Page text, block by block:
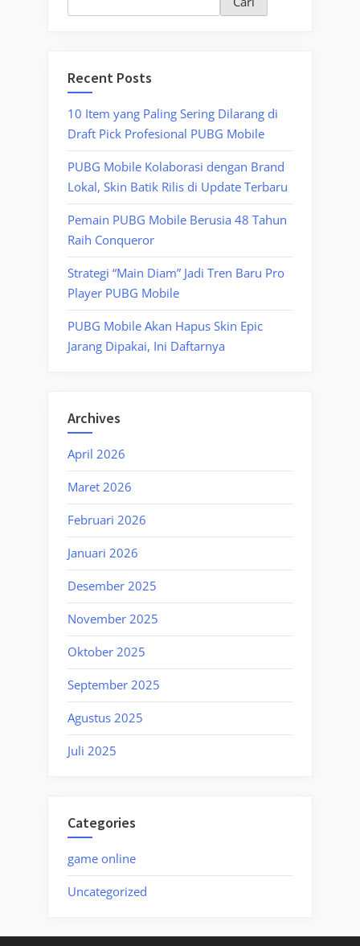
Recent Posts
10 Item yang Paling Sering Dilarang di
Draft Pick Profesional PUBG Mobile
PUBG Mobile Kolaborasi dengan Brand
Lokal, Skin Batik Rilis di Update Terbaru
Pemain PUBG Mobile Berusia 48 Tahun
Raih Conqueror
Strategi “Main Diam” Jadi Tren Baru Pro
Player PUBG Mobile
PUBG Mobile Akan Hapus Skin Epic
Jarang Dipakai, Ini Daftarnya
Archives
April 2026
Maret 2026
Februari 2026
Januari 2026
Desember 2025
November 2025
Oktober 2025
September 2025
Agustus 2025
Juli 2025
Categories
game online
Uncategorized